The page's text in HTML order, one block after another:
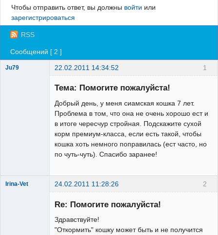
Вход
Чтобы отправить ответ, вы должны войти или
зарегистрироваться
RSS
Сообщений [ 2 ]
1
Ju79 22.02.2011 14:34:52
Зарегистрированный
Тема: Помогите пожалуйста!
Добрый день, у меня сиамская кошка 7 лет.
Проблема в том, что она не очень хорошо ест и
в итоге чересчур стройная. Подскажите сухой
корм премиум-класса, если есть такой, чтобы
кошка хоть немного поправилась (ест часто, но
по чуть-чуть). Спасибо заранее!
2
Irina-Vet 24.02.2011 11:28:26
Re: Помогите пожалуйста!
Здравствуйте!
"Откормить" кошку может быть и не получится